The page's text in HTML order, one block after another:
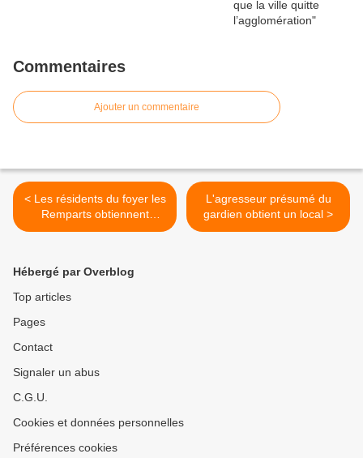
Commentaires
Ajouter un commentaire
< Les résidents du foyer les
Remparts obtiennent
satisfaction
L'agresseur présumé du
gardien obtient un local >
Hébergé par Overblog
Top articles
Pages
Contact
Signaler un abus
C.G.U.
Cookies et données personnelles
Préférences cookies